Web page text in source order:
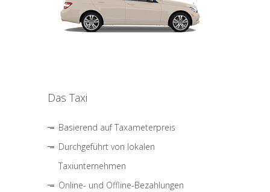
Das Taxi
Basierend auf Taxameterpreis
Durchgeführt von lokalen
Taxiunternehmen
Online- und Offline-Bezahlungen